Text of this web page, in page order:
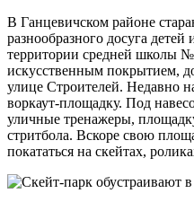
В Ганцевичском районе
разнообразного досуга
территории средней школы
искусственным покрытием,
улице Строителей. Недавно
воркаут-площадку. Под
уличные тренажеры,
стритбола. Вскоре свою
покататься на скейтах,